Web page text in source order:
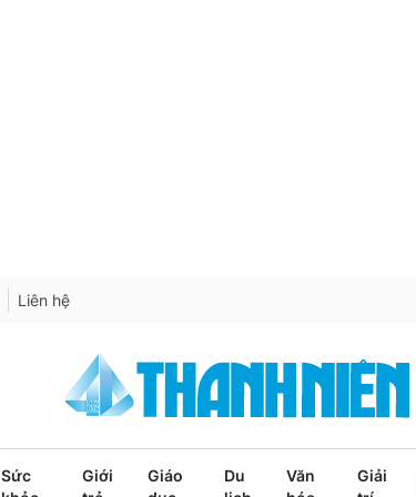
Liên hệ
Sức
Giới
Giáo
Du
Văn
Giải